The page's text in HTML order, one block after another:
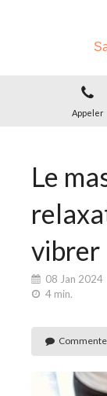
Appeler
Le
vibrer
08 Jan 2024
4 min.